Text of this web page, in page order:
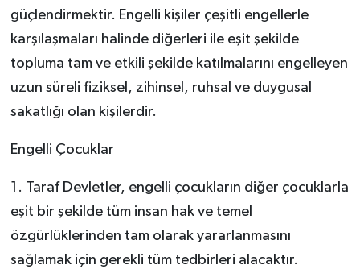
güçlendirmektir. Engelli kişiler çeşitli engellerle
karşılaşmaları halinde diğerleri ile eşit şekilde
topluma tam ve etkili şekilde katılmalarını engelleyen
uzun süreli fiziksel, zihinsel, ruhsal ve duygusal
sakatlığı olan kişilerdir.
Engelli Çocuklar
1. Taraf Devletler, engelli çocukların diğer çocuklarla
eşit bir şekilde tüm insan hak ve temel
özgürlüklerinden tam olarak yararlanmasını
sağlamak için gerekli tüm tedbirleri alacaktır.